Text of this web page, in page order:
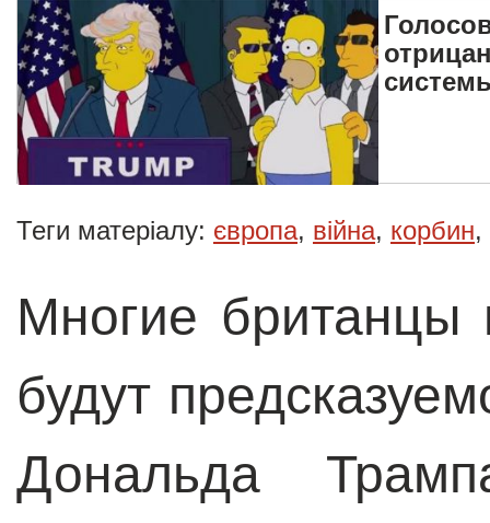
Теги матеріалу: європа, війна, корбин,
Многие британцы
будут
Дональда